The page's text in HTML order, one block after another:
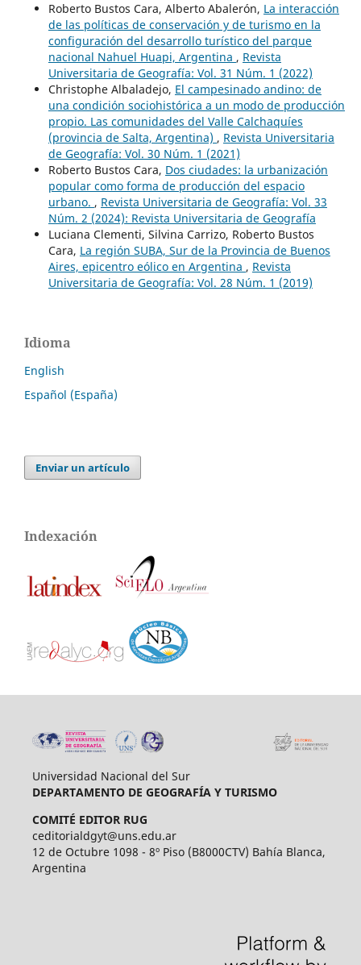
Roberto Bustos Cara, Alberto Abalerón, La interacción
de las políticas de conservación y de turismo en la
configuración del desarrollo turístico del parque
nacional Nahuel Huapi, Argentina , Revista
Universitaria de Geografía: Vol. 31 Núm. 1 (2022)
Christophe Albaladejo, El campesinado andino: de
una condición sociohistórica a un modo de producción
propio. Las comunidades del Valle Calchaquíes
(provincia de Salta, Argentina) , Revista Universitaria
de Geografía: Vol. 30 Núm. 1 (2021)
Roberto Bustos Cara, Dos ciudades: la urbanización
popular como forma de producción del espacio
urbano. , Revista Universitaria de Geografía: Vol. 33
Núm. 2 (2024): Revista Universitaria de Geografía
Luciana Clementi, Silvina Carrizo, Roberto Bustos
Cara, La región SUBA, Sur de la Provincia de Buenos
Aires, epicentro eólico en Argentina , Revista
Universitaria de Geografía: Vol. 28 Núm. 1 (2019)
Idioma
English
Español (España)
Enviar un artículo
Indexación
Universidad Nacional del Sur
DEPARTAMENTO DE GEOGRAFÍA Y TURISMO
COMITÉ EDITOR RUG
ceditorialdgyt@uns.edu.ar
12 de Octubre 1098 - 8º Piso (B8000CTV) Bahía Blanca,
Argentina